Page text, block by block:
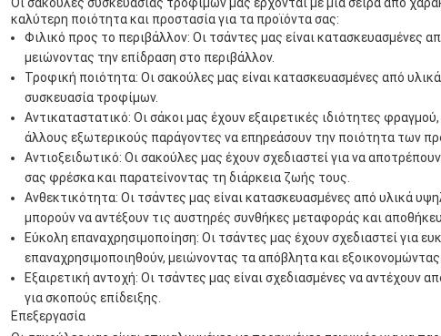
Οι σακούλες συσκευασίας τροφίμων μας έρχονται με μια σειρά από
καλύτερη ποιότητα και προστασία για τα προϊόντα σας:
Φιλικό προς το περιβάλλον: Οι τσάντες μας είναι κατασκευασμένες
μειώνοντας την επίδραση στο περιβάλλον.
Τροφική ποιότητα: Οι σακούλες μας είναι κατασκευασμένες από
συσκευασία τροφίμων.
Αντικαταστατικό: Οι σάκοι μας έχουν εξαιρετικές ιδιότητες
άλλους εξωτερικούς παράγοντες να επηρεάσουν την ποιότητα των
Αντιοξειδωτικό: Οι σακούλες μας έχουν σχεδιαστεί για να
σας φρέσκα και παρατείνοντας τη διάρκεια ζωής τους.
Ανθεκτικότητα: Οι τσάντες μας είναι κατασκευασμένες από υλικά
μπορούν να αντέξουν τις αυστηρές συνθήκες μεταφοράς και
Εύκολη επαναχρησιμοποίηση: Οι τσάντες μας έχουν σχεδιαστεί για
επαναχρησιμοποιηθούν, μειώνοντας τα απόβλητα και εξοικονομώντας
Εξαιρετική αντοχή: Οι τσάντες μας είναι σχεδιασμένες να αντέχουν
για σκοπούς επίδειξης.
Επεξεργασία